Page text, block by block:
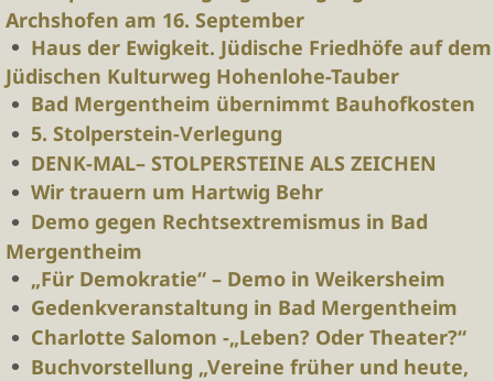
Archshofen am 16. September
Haus der Ewigkeit. Jüdische Friedhöfe auf dem
Jüdischen Kulturweg Hohenlohe-Tauber
Bad Mergentheim übernimmt Bauhofkosten
5. Stolperstein-Verlegung
DENK-MAL– STOLPERSTEINE ALS ZEICHEN
Wir trauern um Hartwig Behr
Demo gegen Rechtsextremismus in Bad
Mergentheim
„Für Demokratie“ – Demo in Weikersheim
Gedenkveranstaltung in Bad Mergentheim
Charlotte Salomon -„Leben? Oder Theater?“
Buchvorstellung „Vereine früher und heute,